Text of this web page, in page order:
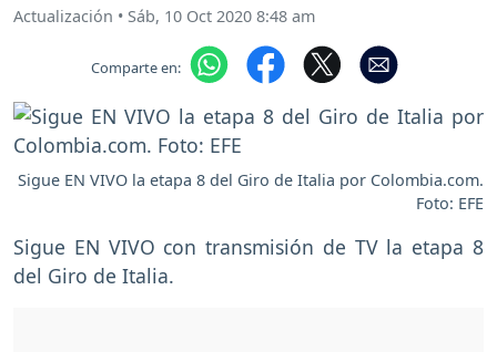
Actualización • Sáb, 10 Oct 2020 8:48 am
Comparte en:
Sigue EN VIVO la etapa 8 del Giro de Italia por Colombia.com.
Foto: EFE
Sigue EN VIVO con transmisión de TV la etapa 8
del Giro de Italia.